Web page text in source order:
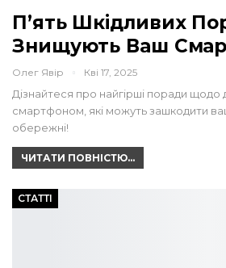
П’ять Шкідливих
Знищують Ваш
Олег Явір Кві 17, 2025
Дізнайтеся про найгірші поради щодо
смартфоном, які можуть зашкодити
обережні!
ЧИТАТИ ПОВНІСТЮ...
СТАТТІ